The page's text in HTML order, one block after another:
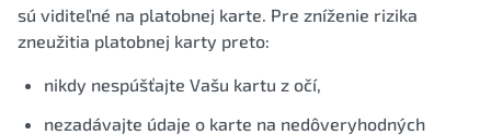
sú viditeľné na platobnej karte. Pre zníženie rizika
zneužitia platobnej karty preto:
nikdy nespúšťajte Vašu kartu z očí,
nezadávajte údaje o karte na nedôveryhodných